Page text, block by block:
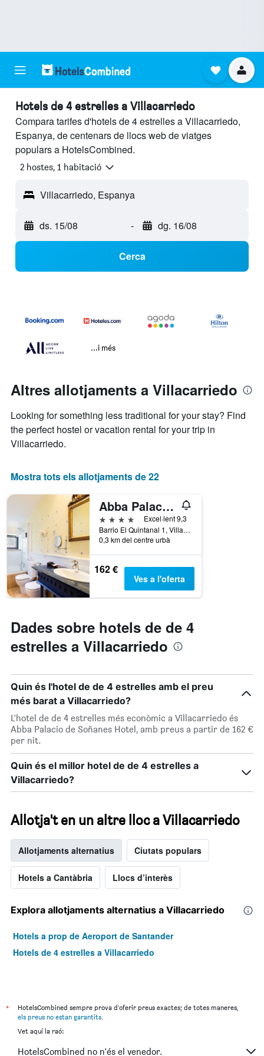
Hotels de 4 estrelles a Villacarriedo
Compara tarifes d'hotels de 4 estrelles a Villacarriedo,
Espanya, de centenars de llocs web de viatges
populars a HotelsCombined.
2 hostes, 1 habitació
Villacarriedo, Espanya
ds. 15/08 - dg. 16/08
Cerca
...i més
Altres allotjaments a Villacarriedo
Looking for something less traditional for your stay? Find
the perfect hostel or vacation rental for your trip in
Villacarriedo.
Mostra tots els allotjaments de 22
Abba Palacio de Soñanes Hotel
4 estrelles
Excel·lent 9,3
Barrio El Quintanal 1, Villacarriedo, Cantàbria, Espanya
0,3 km del centre urbà
162 €
Ves a l'oferta
Dades sobre hotels de de 4
estrelles a Villacarriedo
Quin és l'hotel de de 4 estrelles amb el preu
més barat a Villacarriedo?
L'hotel de de 4 estrelles més econòmic a Villacarriedo és
Abba Palacio de Soñanes Hotel, amb preus a partir de 162 €
per nit.
Quin és el millor hotel de de 4 estrelles a
Villacarriedo?
Allotja't en un altre lloc a Villacarriedo
Allotjaments alternatius Ciutats populars
Hotels a Cantàbria Llocs d’interès
Explora allotjaments alternatius a Villacarriedo
Hotels a prop de Aeroport de Santander
Hotels de 4 estrelles a Villacarriedo
*
HotelsCombined sempre prova d'oferir preus exactes; de totes maneres,
els preus no estan garantits.
Vet aquí la raó:
HotelsCombined no n'és el venedor.